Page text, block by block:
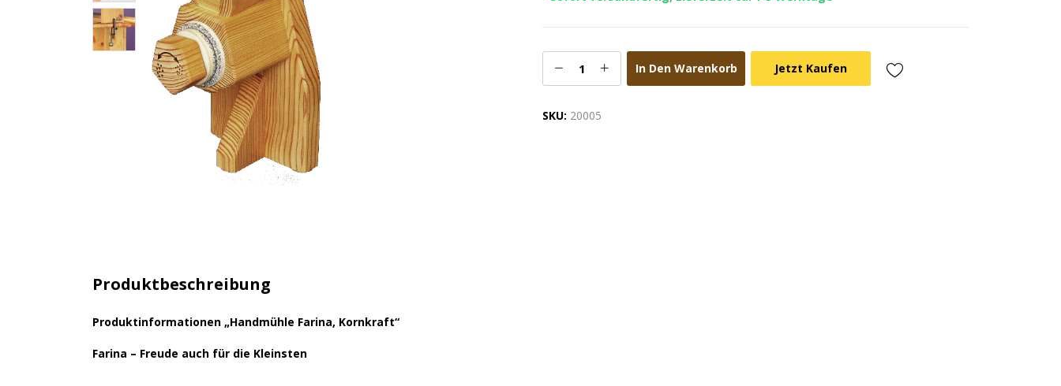
In Den Warenkorb Jetzt Kaufen
SKU: 20005
Produktbeschreibung
Produktinformationen „Handmühle Farina, Kornkraft“
Farina – Freude auch für die Kleinsten